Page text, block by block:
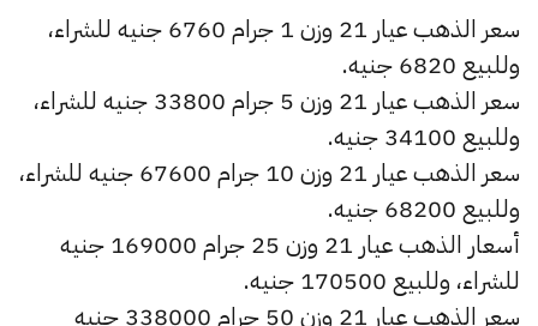
سعر الذهب عيار 21 وزن 1 جرام 6760 جنيه للشراء،
وللبيع 6820 جنيه.
سعر الذهب عيار 21 وزن 5 جرام 33800 جنيه للشراء،
وللبيع 34100 جنيه.
سعر الذهب عيار 21 وزن 10 جرام 67600 جنيه للشراء،
وللبيع 68200 جنيه.
أسعار الذهب عيار 21 وزن 25 جرام 169000 جنيه
للشراء، وللبيع 170500 جنيه.
سعر الذهب عيار 21 وزن 50 جرام 338000 جنيه